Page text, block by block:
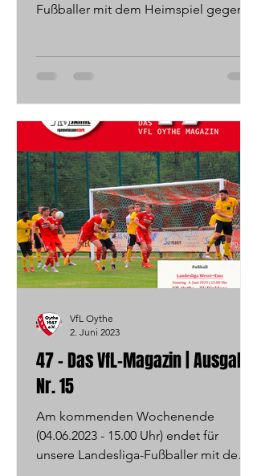
Fußballer mit dem Heimspiel gegen
47 - Das VfL-Magazin | Ausgabe
Nr. 15
Am kommenden Wochenende
(04.06.2023 - 15.00 Uhr) endet für
unsere Landesliga-Fußballer mit dem
VfL Oythe
2. Juni 2023